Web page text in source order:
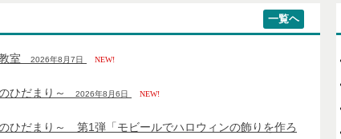
室 2026年8月7日 NEW!
ひだまり～ 2026年8月6日 NEW!
ひだまり～ 第1弾「モビールでハロウィンの飾りを作ろ
一覧ヘ